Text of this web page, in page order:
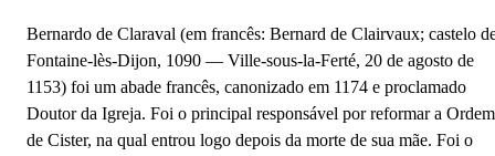
Bernardo de Claraval (em francês: Bernard de Clairvaux; castelo
Fontaine-lès-Dijon, 1090 — Ville-sous-la-Ferté, 20 de agosto de
1153) foi um abade francês, canonizado em 1174 e proclamado
Doutor da Igreja. Foi o principal responsável por reformar a Ordem
de Cister, na qual entrou logo depois da morte de sua mãe. Foi o